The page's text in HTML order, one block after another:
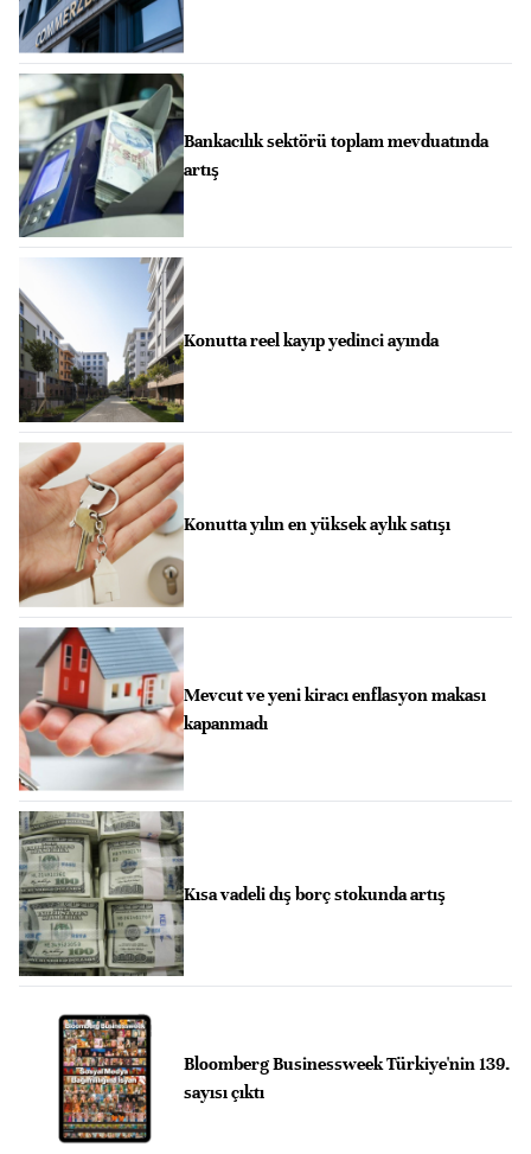
Bankacılık sektörü toplam mevduatında
artış
Konutta reel kayıp yedinci ayında
Konutta yılın en yüksek aylık satışı
Mevcut ve yeni kiracı enflasyon makası
kapanmadı
Kısa vadeli dış borç stokunda artış
Bloomberg Businessweek Türkiye'nin 139.
sayısı çıktı